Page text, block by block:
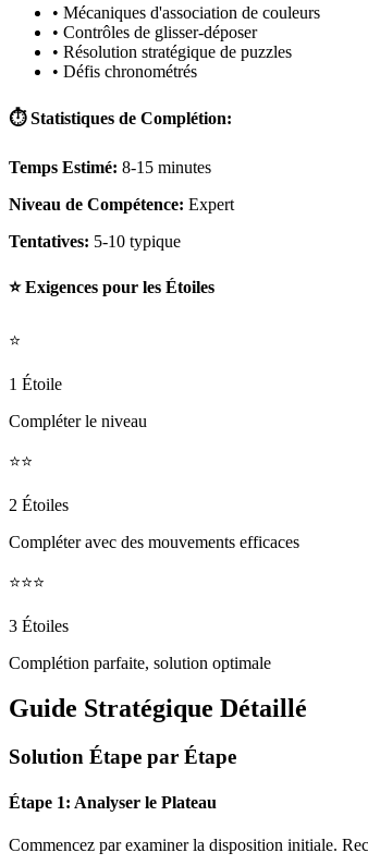
• Mécaniques d'association de couleurs
• Contrôles de glisser-déposer
• Résolution stratégique de puzzles
• Défis chronométrés
⏱️ Statistiques de Complétion:
Temps Estimé: 8-15 minutes
Niveau de Compétence: Expert
Tentatives: 5-10 typique
⭐ Exigences pour les Étoiles
⭐
1 Étoile
Compléter le niveau
⭐⭐
2 Étoiles
Compléter avec des mouvements efficaces
⭐⭐⭐
3 Étoiles
Complétion parfaite, solution optimale
Guide Stratégique Détaillé
Solution Étape par Étape
Étape 1: Analyser le Plateau
Commencez par examiner la disposition initiale.